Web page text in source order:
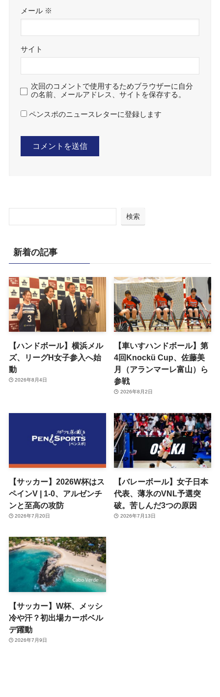
メール ※
サイト
次回のコメントで使用するためブラウザーに自分
の名前、メールアドレス、サイトを保存する。
ペンスポのニュースレターに登録します
検索
新着の記事
【ハンドボール】横浜メル
ズ、リーグH女子参入へ始
動
2026年8月4日
【車いすハンドボール】第
4回Knockü Cup、佐藤美
月（アランマーレ富山）ら
参戦
2026年8月2日
【サッカー】2026W杯はス
ペインV | 1-0、アルゼンチ
ンと至高の攻防
2026年7月20日
【バレーボール】女子日本
代表、薄氷のVNL予選突
破。苦しんだ3つの原因
2026年7月13日
【サッカー】W杯、メッシ
冷や汗？初出場カーボベル
デ躍動
2026年7月9日